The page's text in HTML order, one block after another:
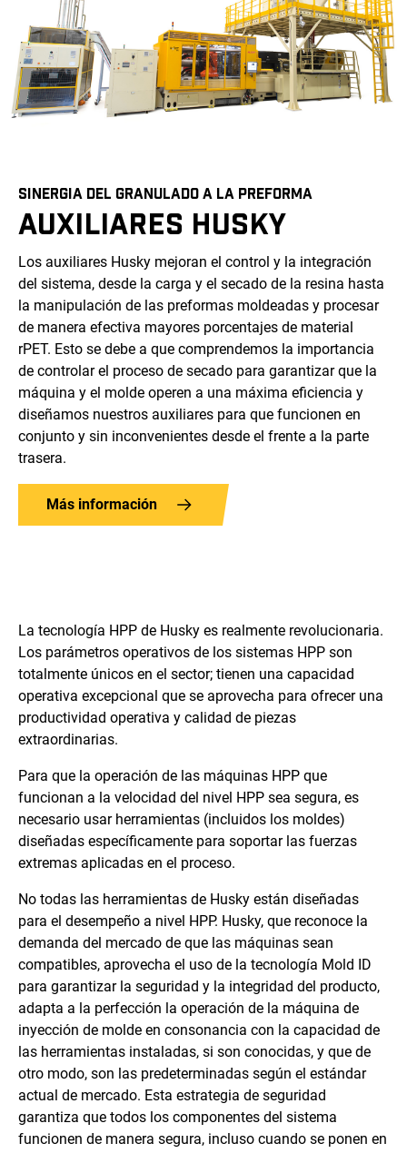
SINERGIA DEL GRANULADO A LA PREFORMA
AUXILIARES HUSKY
Los auxiliares Husky mejoran el control y la integración
del sistema, desde la carga y el secado de la resina hasta
la manipulación de las preformas moldeadas y procesar
de manera efectiva mayores porcentajes de material
rPET. Esto se debe a que comprendemos la importancia
de controlar el proceso de secado para garantizar que la
máquina y el molde operen a una máxima eficiencia y
diseñamos nuestros auxiliares para que funcionen en
conjunto y sin inconvenientes desde el frente a la parte
trasera.
Más información
La tecnología HPP de Husky es realmente revolucionaria.
Los parámetros operativos de los sistemas HPP son
totalmente únicos en el sector; tienen una capacidad
operativa excepcional que se aprovecha para ofrecer una
productividad operativa y calidad de piezas
extraordinarias.
Para que la operación de las máquinas HPP que
funcionan a la velocidad del nivel HPP sea segura, es
necesario usar herramientas (incluidos los moldes)
diseñadas específicamente para soportar las fuerzas
extremas aplicadas en el proceso.
No todas las herramientas de Husky están diseñadas
para el desempeño a nivel HPP. Husky, que reconoce la
demanda del mercado de que las máquinas sean
compatibles, aprovecha el uso de la tecnología Mold ID
para garantizar la seguridad y la integridad del producto,
adapta a la perfección la operación de la máquina de
inyección de molde en consonancia con la capacidad de
las herramientas instaladas, si son conocidas, y que de
otro modo, son las predeterminadas según el estándar
actual de mercado. Esta estrategia de seguridad
garantiza que todos los componentes del sistema
funcionen de manera segura, incluso cuando se ponen en